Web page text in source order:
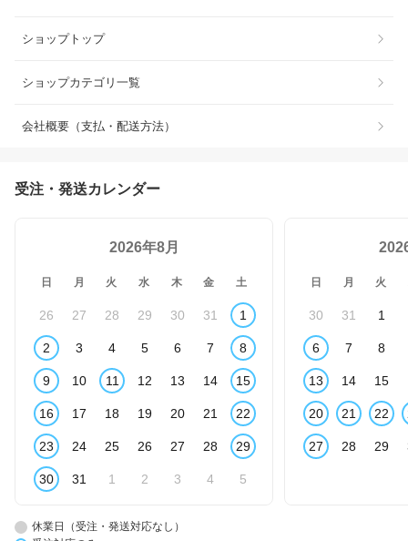
ショップトップ
ショップカテゴリ一覧
会社概要（支払・配送方法）
受注・発送カレンダー
2026年8月
日 月 火 水 木 金 土
26 27 28 29 30 31 1
2 3 4 5 6 7 8
9 10 11 12 13 14 15
16 17 18 19 20 21 22
23 24 25 26 27 28 29
30 31 1 2 3 4 5
日 月 火
30 31 1
6 7 8
13 14 15
20 21 22
27 28 29
休業日（受注・発送対応なし）